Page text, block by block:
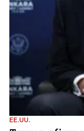
EE.UU.